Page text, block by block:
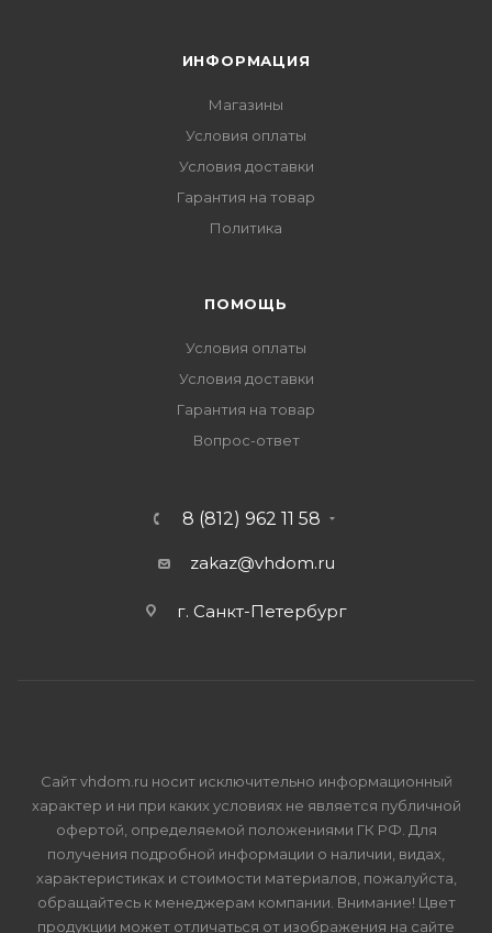
ИНФОРМАЦИЯ
Магазины
Условия оплаты
Условия доставки
Гарантия на товар
Политика
ПОМОЩЬ
Условия оплаты
Условия доставки
Гарантия на товар
Вопрос-ответ
8 (812) 962 11 58
zakaz@vhdom.ru
г. Санкт-Петербург
Сайт vhdom.ru носит исключительно информационный
характер и ни при каких условиях не является публичной
офертой, определяемой положениями ГК РФ. Для
получения подробной информации о наличии, видах,
характеристиках и стоимости материалов, пожалуйста,
обращайтесь к менеджерам компании. Внимание! Цвет
продукции может отличаться от изображения на сайте